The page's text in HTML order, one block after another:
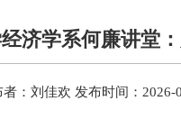
济学系何廉讲堂
者：刘佳欢 发布时间：2026-